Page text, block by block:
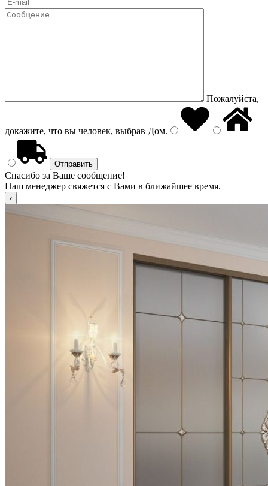
Пожалуйста,
докажите, что вы человек, выбрав Дом.
Спасибо за Ваше сообщение!
Наш менеджер свяжется с Вами в ближайшее время.